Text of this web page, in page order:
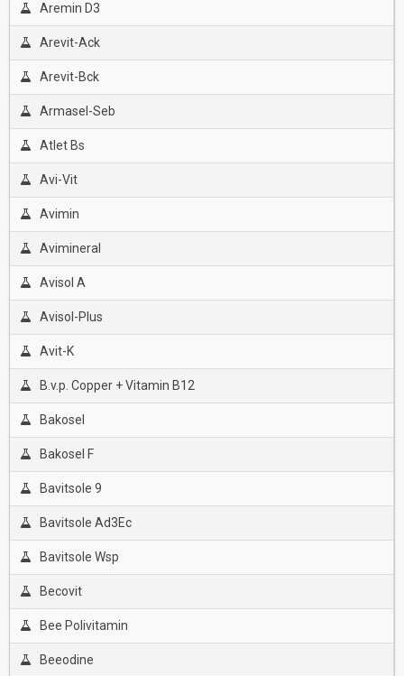
Aremin D3
Arevit-Ack
Arevit-Bck
Armasel-Seb
Atlet Bs
Avi-Vit
Avimin
Avimineral
Avisol A
Avisol-Plus
Avit-K
B.v.p. Copper + Vitamin B12
Bakosel
Bakosel F
Bavitsole 9
Bavitsole Ad3Ec
Bavitsole Wsp
Becovit
Bee Polivitamin
Beeodine